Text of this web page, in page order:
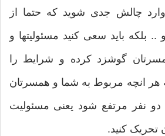
چالش جدی شوید که حتما از
بلکه باید سعی کنید مسئولیتها و
گوشزد کرده و شرایط را
هر انچه مربوط به شما و همسرتان
نفر مرتفع شود یعنی مسئولیت
تحریک کنید.